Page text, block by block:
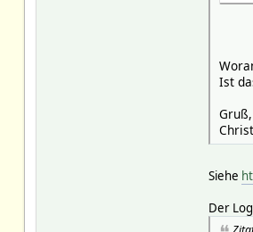
Ist
Gruß,
Siehe
Der